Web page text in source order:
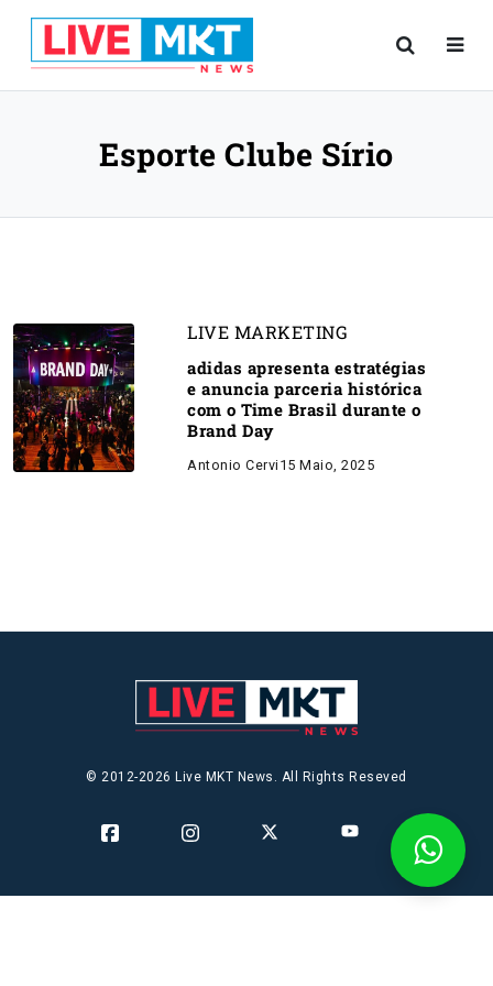
Esporte Clube Sírio
LIVE MARKETING
adidas apresenta estratégias
e anuncia parceria histórica
com o Time Brasil durante o
Brand Day
Antonio Cervi 15 Maio, 2025
© 2012-2026 Live MKT News. All Rights Reseved